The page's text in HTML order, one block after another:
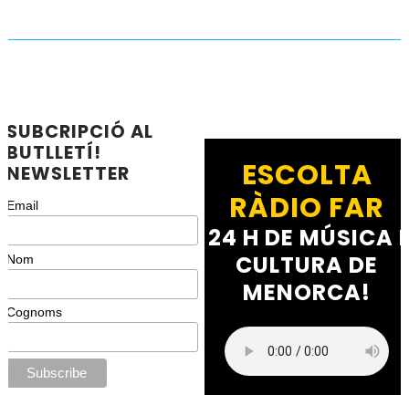
SUBCRIPCIÓ AL
BUTLLETÍ!
NEWSLETTER
Email
Nom
Cognoms
ESCOLTA
RÀDIO FAR
24 H DE MÚSICA I
CULTURA DE
MENORCA!